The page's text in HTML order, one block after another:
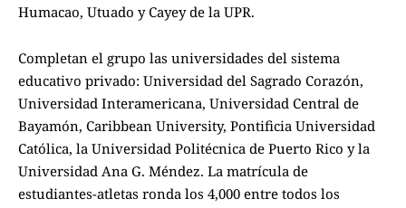
Humacao, Utuado y Cayey de la UPR.
Completan el grupo las universidades del sistema
educativo privado: Universidad del Sagrado Corazón,
Universidad Interamericana, Universidad Central de
Bayamón, Caribbean University, Pontificia Universidad
Católica, la Universidad Politécnica de Puerto Rico y la
Universidad Ana G. Méndez. La matrícula de
estudiantes-atletas ronda los 4,000 entre todos los